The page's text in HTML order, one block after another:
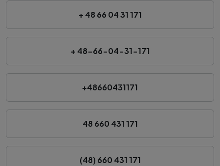
+ 48 66 04 31 171
+ 48-66-04-31-171
+48660431171
48 660 431 171
(48) 660 431 171